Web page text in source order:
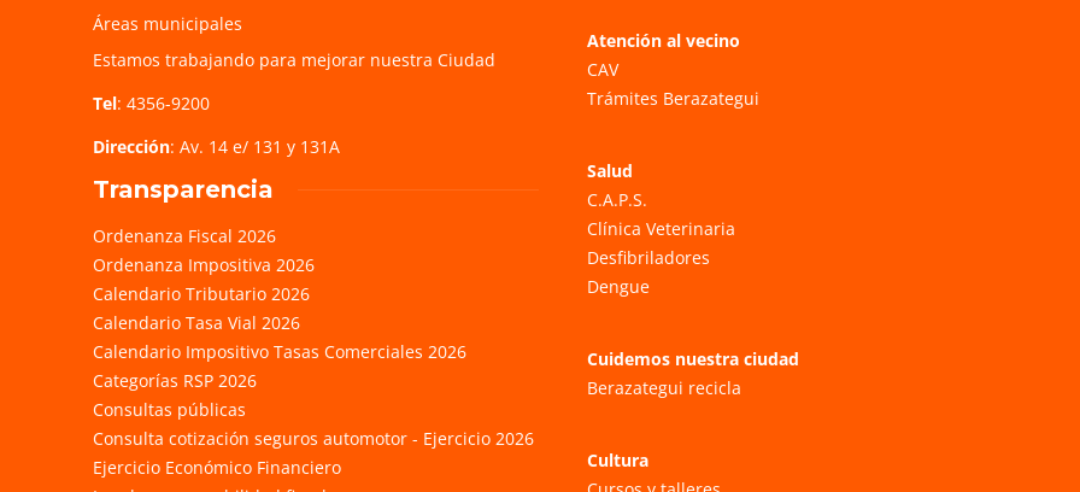
Áreas municipales
Estamos trabajando para mejorar nuestra Ciudad
Tel: 4356-9200
Dirección: Av. 14 e/ 131 y 131A
Transparencia
Ordenanza Fiscal 2026
Ordenanza Impositiva 2026
Calendario Tributario 2026
Calendario Tasa Vial 2026
Calendario Impositivo Tasas Comerciales 2026
Categorías RSP 2026
Consultas públicas
Consulta cotización seguros automotor - Ejercicio 2026
Ejercicio Económico Financiero
Atención al vecino
CAV
Trámites Berazategui
Salud
C.A.P.S.
Clínica Veterinaria
Desfibriladores
Dengue
Cuidemos nuestra ciudad
Berazategui recicla
Cultura